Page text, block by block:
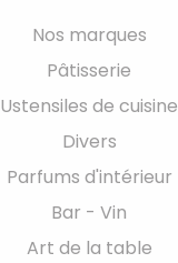
Nos marques
Pâtisserie
Ustensiles de cuisine
Divers
Parfums d'intérieur
Bar - Vin
Art de la table